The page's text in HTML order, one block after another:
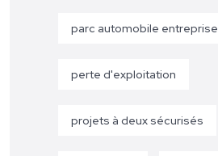
parc automobile entreprise
perte d'exploitation
projets à deux sécurisés